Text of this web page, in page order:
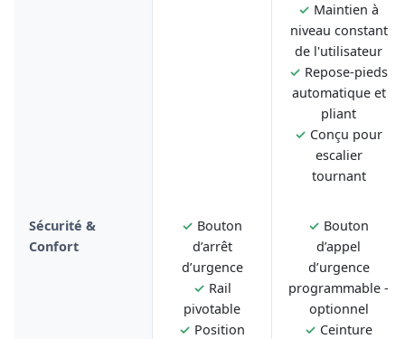
✓ Maintien à
niveau constant
de l'utilisateur
✓ Repose-pieds
automatique et
pliant
✓ Conçu pour
escalier
tournant
Sécurité &
Confort
✓ Bouton
d’arrêt
d’urgence
✓ Rail
pivotable
✓ Position
✓ Bouton
d’appel
d’urgence
programmable -
optionnel
✓ Ceinture